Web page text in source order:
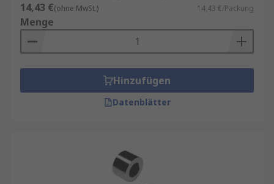
14,43 €(ohne MwSt.) 14,43 €/Packung
Menge
Hinzufügen
Datenblätter